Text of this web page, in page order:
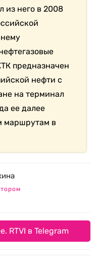
из него в 2008
предназначен
нефти с
на терминал
ее далее
маршрутам в
RTVI в Telegram